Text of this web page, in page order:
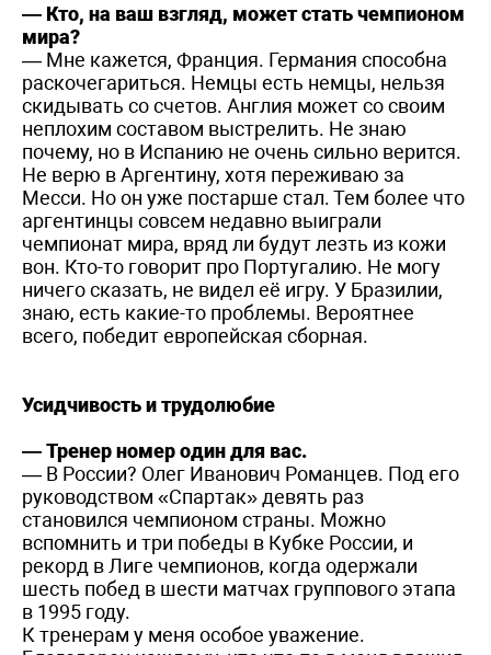
— Кто, на ваш взгляд, может стать чемпионом
мира?
— Мне кажется, Франция. Германия способна
раскочегариться. Немцы есть немцы, нельзя
скидывать со счетов. Англия может со своим
неплохим составом выстрелить. Не знаю
почему, но в Испанию не очень сильно верится.
Не верю в Аргентину, хотя переживаю за
Месси. Но он уже постарше стал. Тем более что
аргентинцы совсем недавно выиграли
чемпионат мира, вряд ли будут лезть из кожи
вон. Кто-то говорит про Португалию. Не могу
ничего сказать, не видел её игру. У Бразилии,
знаю, есть какие-то проблемы. Вероятнее
всего, победит европейская сборная.
Усидчивость и трудолюбие
— Тренер номер один для вас.
— В России? Олег Иванович Романцев. Под его
руководством «Спартак» девять раз
становился чемпионом страны. Можно
вспомнить и три победы в Кубке России, и
рекорд в Лиге чемпионов, когда одержали
шесть побед в шести матчах группового этапа
в 1995 году.
К тренерам у меня особое уважение.